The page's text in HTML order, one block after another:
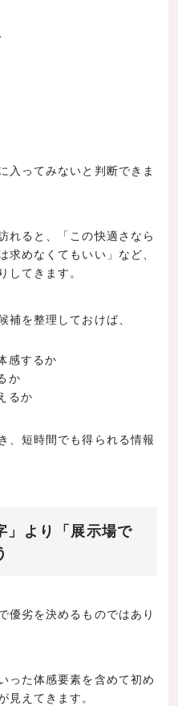
入ってみないと判断できま
れると、「この快適さなら
めなくてもいい」など、
してきます。
を整理しておけば、
感するか
か
るか
、短時間でも得られる情報
」より「展示場で
優劣を決めるものではあり
った体感要素を含めて初め
えてきます。